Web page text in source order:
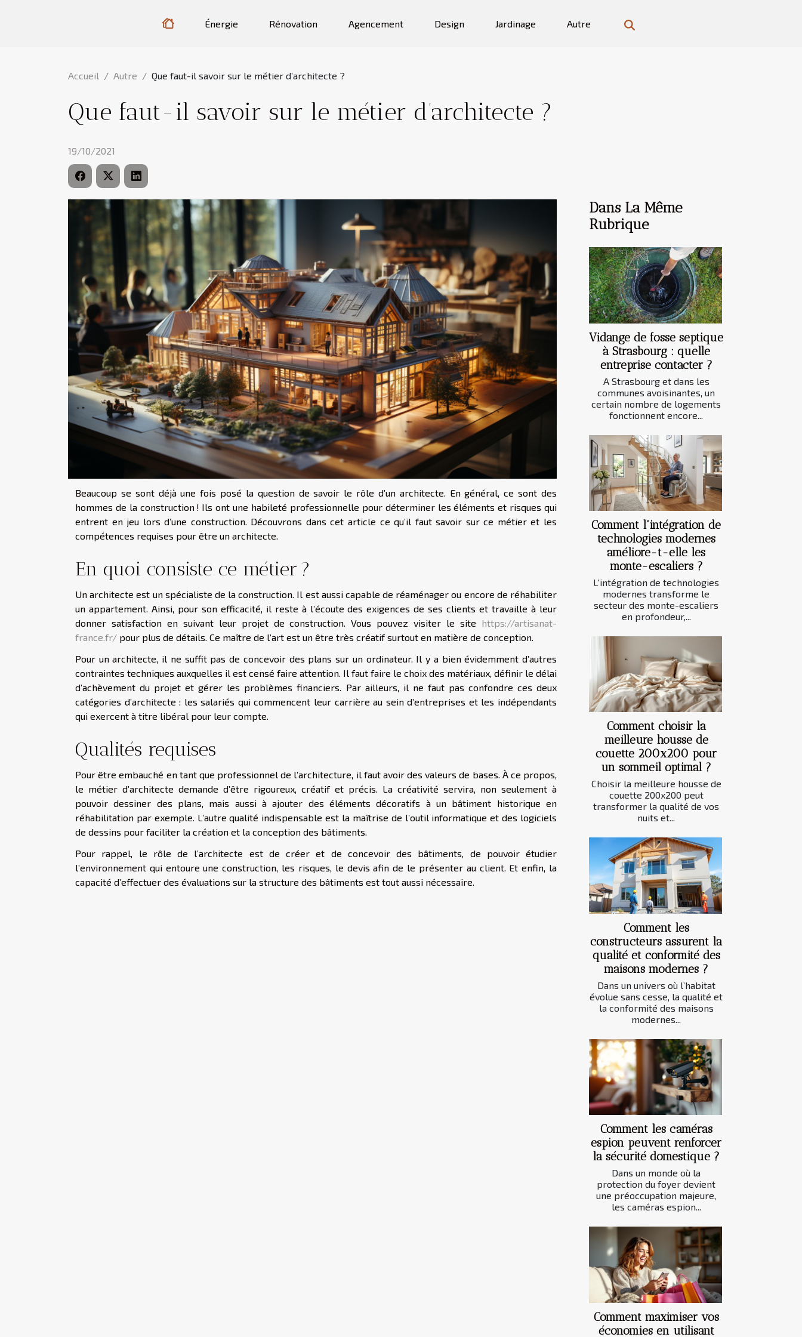
Énergie Rénovation Agencement Design Jardinage Autre
Accueil Autre Que faut-il savoir sur le métier d’architecte ?
Que faut-il savoir sur le métier d’architecte ?
19/10/2021
Beaucoup se sont déjà une fois posé la question de savoir le rôle d’un architecte. En général, ce sont des
hommes de la construction ! Ils ont une habileté professionnelle pour déterminer les éléments et risques qui
entrent en jeu lors d’une construction. Découvrons dans cet article ce qu’il faut savoir sur ce métier et les
compétences requises pour être un architecte.
En quoi consiste ce métier ?
Un architecte est un spécialiste de la construction. Il est aussi capable de réaménager ou encore de réhabiliter
un appartement. Ainsi, pour son efficacité, il reste à l’écoute des exigences de ses clients et travaille à leur
donner satisfaction en suivant leur projet de construction. Vous pouvez visiter le site https://artisanat-
france.fr/ pour plus de détails. Ce maître de l’art est un être très créatif surtout en matière de conception.
Pour un architecte, il ne suffit pas de concevoir des plans sur un ordinateur. Il y a bien évidemment d’autres
contraintes techniques auxquelles il est censé faire attention. Il faut faire le choix des matériaux, définir le délai
d’achèvement du projet et gérer les problèmes financiers. Par ailleurs, il ne faut pas confondre ces deux
catégories d’architecte : les salariés qui commencent leur carrière au sein d’entreprises et les indépendants
qui exercent à titre libéral pour leur compte.
Qualités requises
Pour être embauché en tant que professionnel de l’architecture, il faut avoir des valeurs de bases. À ce propos,
le métier d’architecte demande d’être rigoureux, créatif et précis. La créativité servira, non seulement à
pouvoir dessiner des plans, mais aussi à ajouter des éléments décoratifs à un bâtiment historique en
réhabilitation par exemple. L’autre qualité indispensable est la maîtrise de l’outil informatique et des logiciels
de dessins pour faciliter la création et la conception des bâtiments.
Pour rappel, le rôle de l’architecte est de créer et de concevoir des bâtiments, de pouvoir étudier
l’environnement qui entoure une construction, les risques, le devis afin de le présenter au client. Et enfin, la
capacité d’effectuer des évaluations sur la structure des bâtiments est tout aussi nécessaire.
Dans La Même
Rubrique
Vidange de fosse septique
à Strasbourg : quelle
entreprise contacter ?
A Strasbourg et dans les
communes avoisinantes, un
certain nombre de logements
fonctionnent encore...
Comment l'intégration de
technologies modernes
améliore-t-elle les
monte-escaliers ?
L'intégration de technologies
modernes transforme le
secteur des monte-escaliers
en profondeur,...
Comment choisir la
meilleure housse de
couette 200x200 pour
un sommeil optimal ?
Choisir la meilleure housse de
couette 200x200 peut
transformer la qualité de vos
nuits et...
Comment les
constructeurs assurent la
qualité et conformité des
maisons modernes ?
Dans un univers où l’habitat
évolue sans cesse, la qualité et
la conformité des maisons
modernes...
Comment les caméras
espion peuvent renforcer
la sécurité domestique ?
Dans un monde où la
protection du foyer devient
une préoccupation majeure,
les caméras espion...
Comment maximiser vos
économies en utilisant